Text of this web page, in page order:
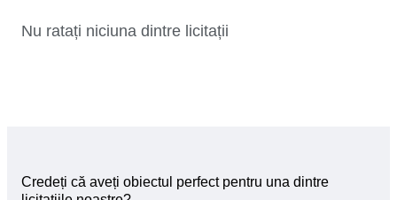
Nu ratați niciuna dintre licitații
Credeți că aveți obiectul perfect pentru una dintre